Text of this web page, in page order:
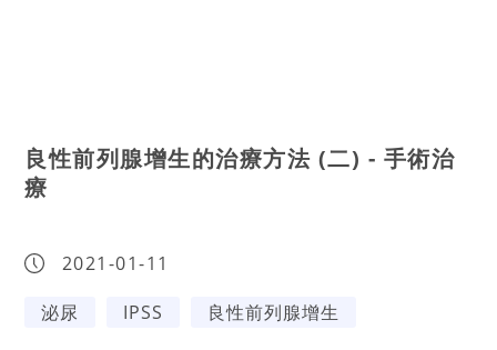
良性前列腺增生的治療方法 (二) - 手術治
療
2021-01-11
泌尿
IPSS 良性前列腺增生